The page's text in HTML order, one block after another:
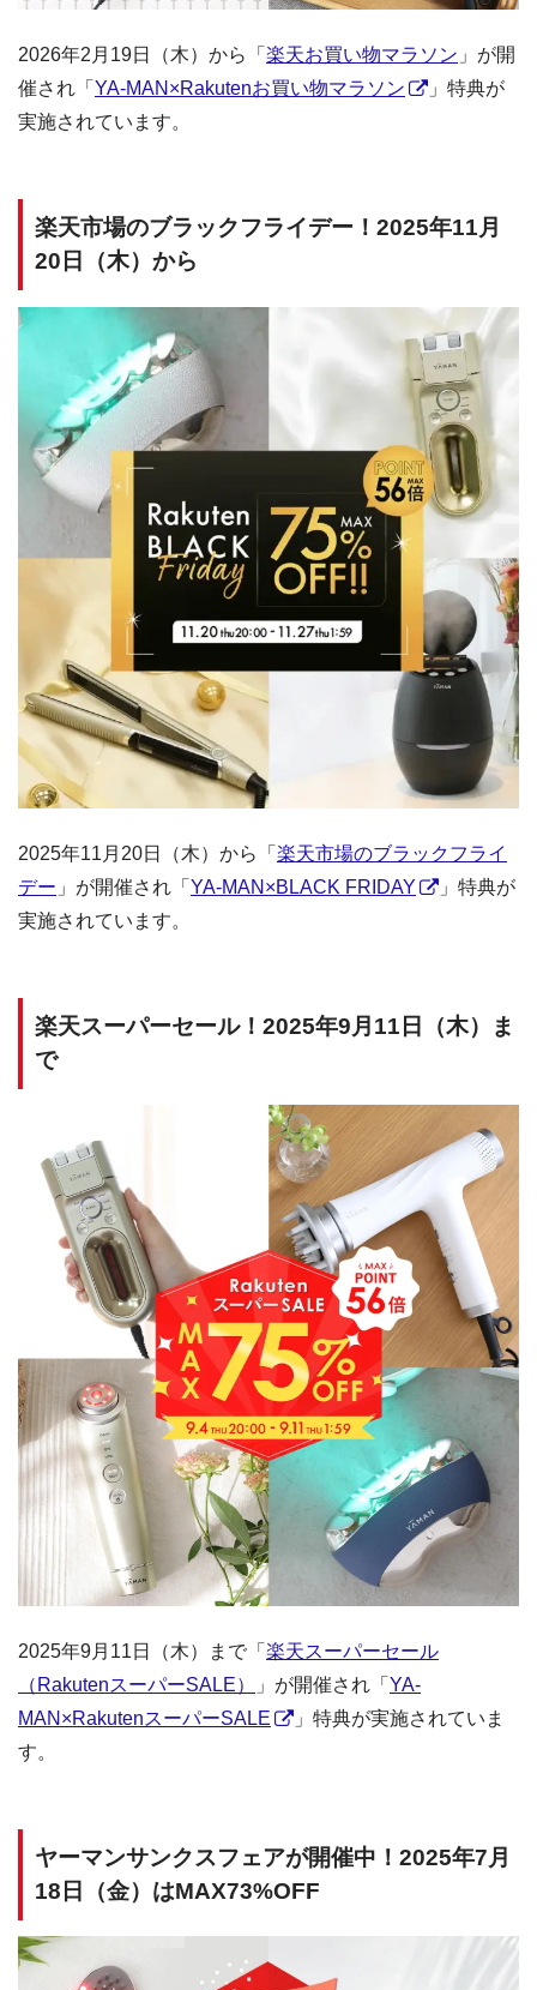
2026年2月19日（木）から「 楽天お買い物マラソン 」が開
催され「 YA-MAN×Rakutenお買い物マラソン
」特典が
実施されています。
楽天市場のブラックフライデー！2025年11月
20日（木）から
2025年11月20日（木）から「 楽天市場のブラックフライ
デー 」が開催され「 YA-MAN×BLACK FRIDAY
」特典が
実施されています。
楽天スーパーセール！2025年9月11日（木）ま
で
2025年9月11日（木）まで「 楽天スーパーセール
（RakutenスーパーSALE）
」が開催され「 YA-
MAN×RakutenスーパーSALE
」特典が実施されていま
す。
ヤーマンサンクスフェアが開催中！2025年7月
18日（金）はMAX73%OFF